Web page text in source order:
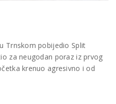
Trnskom pobijedio Split
za neugodan poraz iz prvog
krenuo agresivno i od